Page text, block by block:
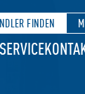
FINDEN